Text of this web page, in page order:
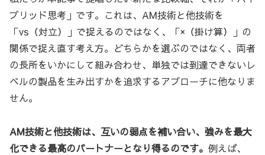
ブリッド思考」です。これは、AM技術と他技術を
「vs（対立）」で捉えるのではなく、「×（掛け算）」の
関係で捉え直す考え方。どちらかを選ぶのではなく、両者
の長所をいかにして組み合わせ、単独では到達できないレ
ベルの製品を生み出すかを追求するアプローチに他なりま
せん。
AM技術と他技術は、互いの弱点を補い合い、強みを最大
化できる最高のパートナーとなり得るのです。 例えば、